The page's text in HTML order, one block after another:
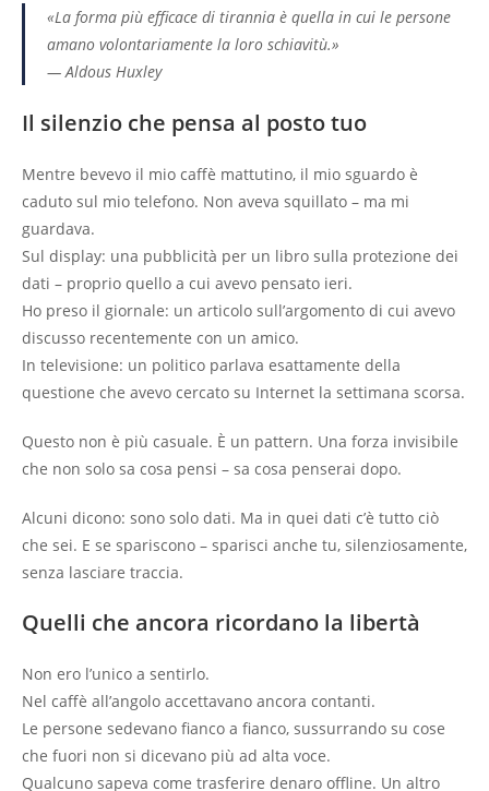
«La forma più efficace di tirannia è quella in cui le persone
amano volontariamente la loro schiavitù.»
— Aldous Huxley
Il silenzio che pensa al posto tuo
Mentre bevevo il mio caffè mattutino, il mio sguardo è
caduto sul mio telefono. Non aveva squillato – ma mi
guardava.
Sul display: una pubblicità per un libro sulla protezione dei
dati – proprio quello a cui avevo pensato ieri.
Ho preso il giornale: un articolo sull’argomento di cui avevo
discusso recentemente con un amico.
In televisione: un politico parlava esattamente della
questione che avevo cercato su Internet la settimana scorsa.
Questo non è più casuale. È un pattern. Una forza invisibile
che non solo sa cosa pensi – sa cosa penserai dopo.
Alcuni dicono: sono solo dati. Ma in quei dati c’è tutto ciò
che sei. E se spariscono – sparisci anche tu, silenziosamente,
senza lasciare traccia.
Quelli che ancora ricordano la libertà
Non ero l’unico a sentirlo.
Nel caffè all’angolo accettavano ancora contanti.
Le persone sedevano fianco a fianco, sussurrando su cose
che fuori non si dicevano più ad alta voce.
Qualcuno sapeva come trasferire denaro offline. Un altro